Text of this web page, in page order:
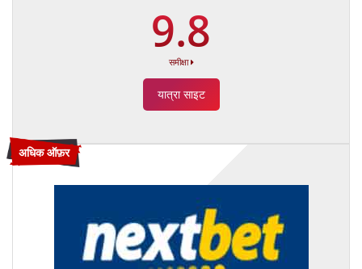
9.8
समीक्षा
यात्रा साइट
अधिक ऑफ़र